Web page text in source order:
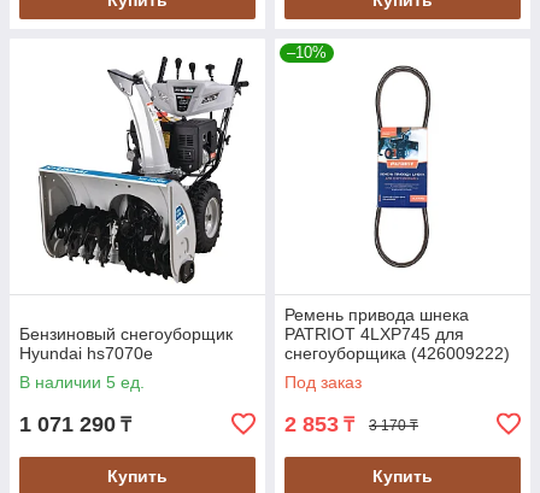
Бензиновый снегоуборщик
Hyundai hs7070e
В наличии 5 ед.
1 071 290 ₸
Купить
–10%
Ремень привода шнека
PATRIOT 4LXP745 для
снегоуборщика (426009222)
Под заказ
2 853 ₸ 3 170 ₸
Купить